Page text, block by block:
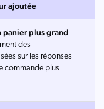
ajoutée
panier plus grand
des
sur les réponses
commande plus